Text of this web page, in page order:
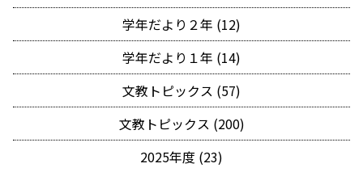
学年だより２年 (12)
学年だより１年 (14)
文教トピックス (57)
文教トピックス (200)
2025年度 (23)